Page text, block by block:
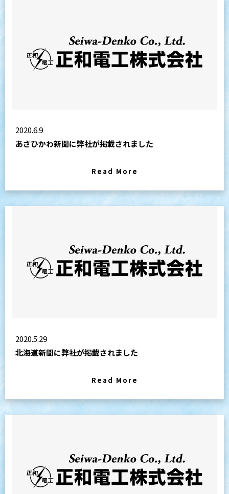
2020.6.9
あさひかわ新聞に弊社が掲載されました
Read More
2020.5.29
北海道新聞に弊社が掲載されました
Read More